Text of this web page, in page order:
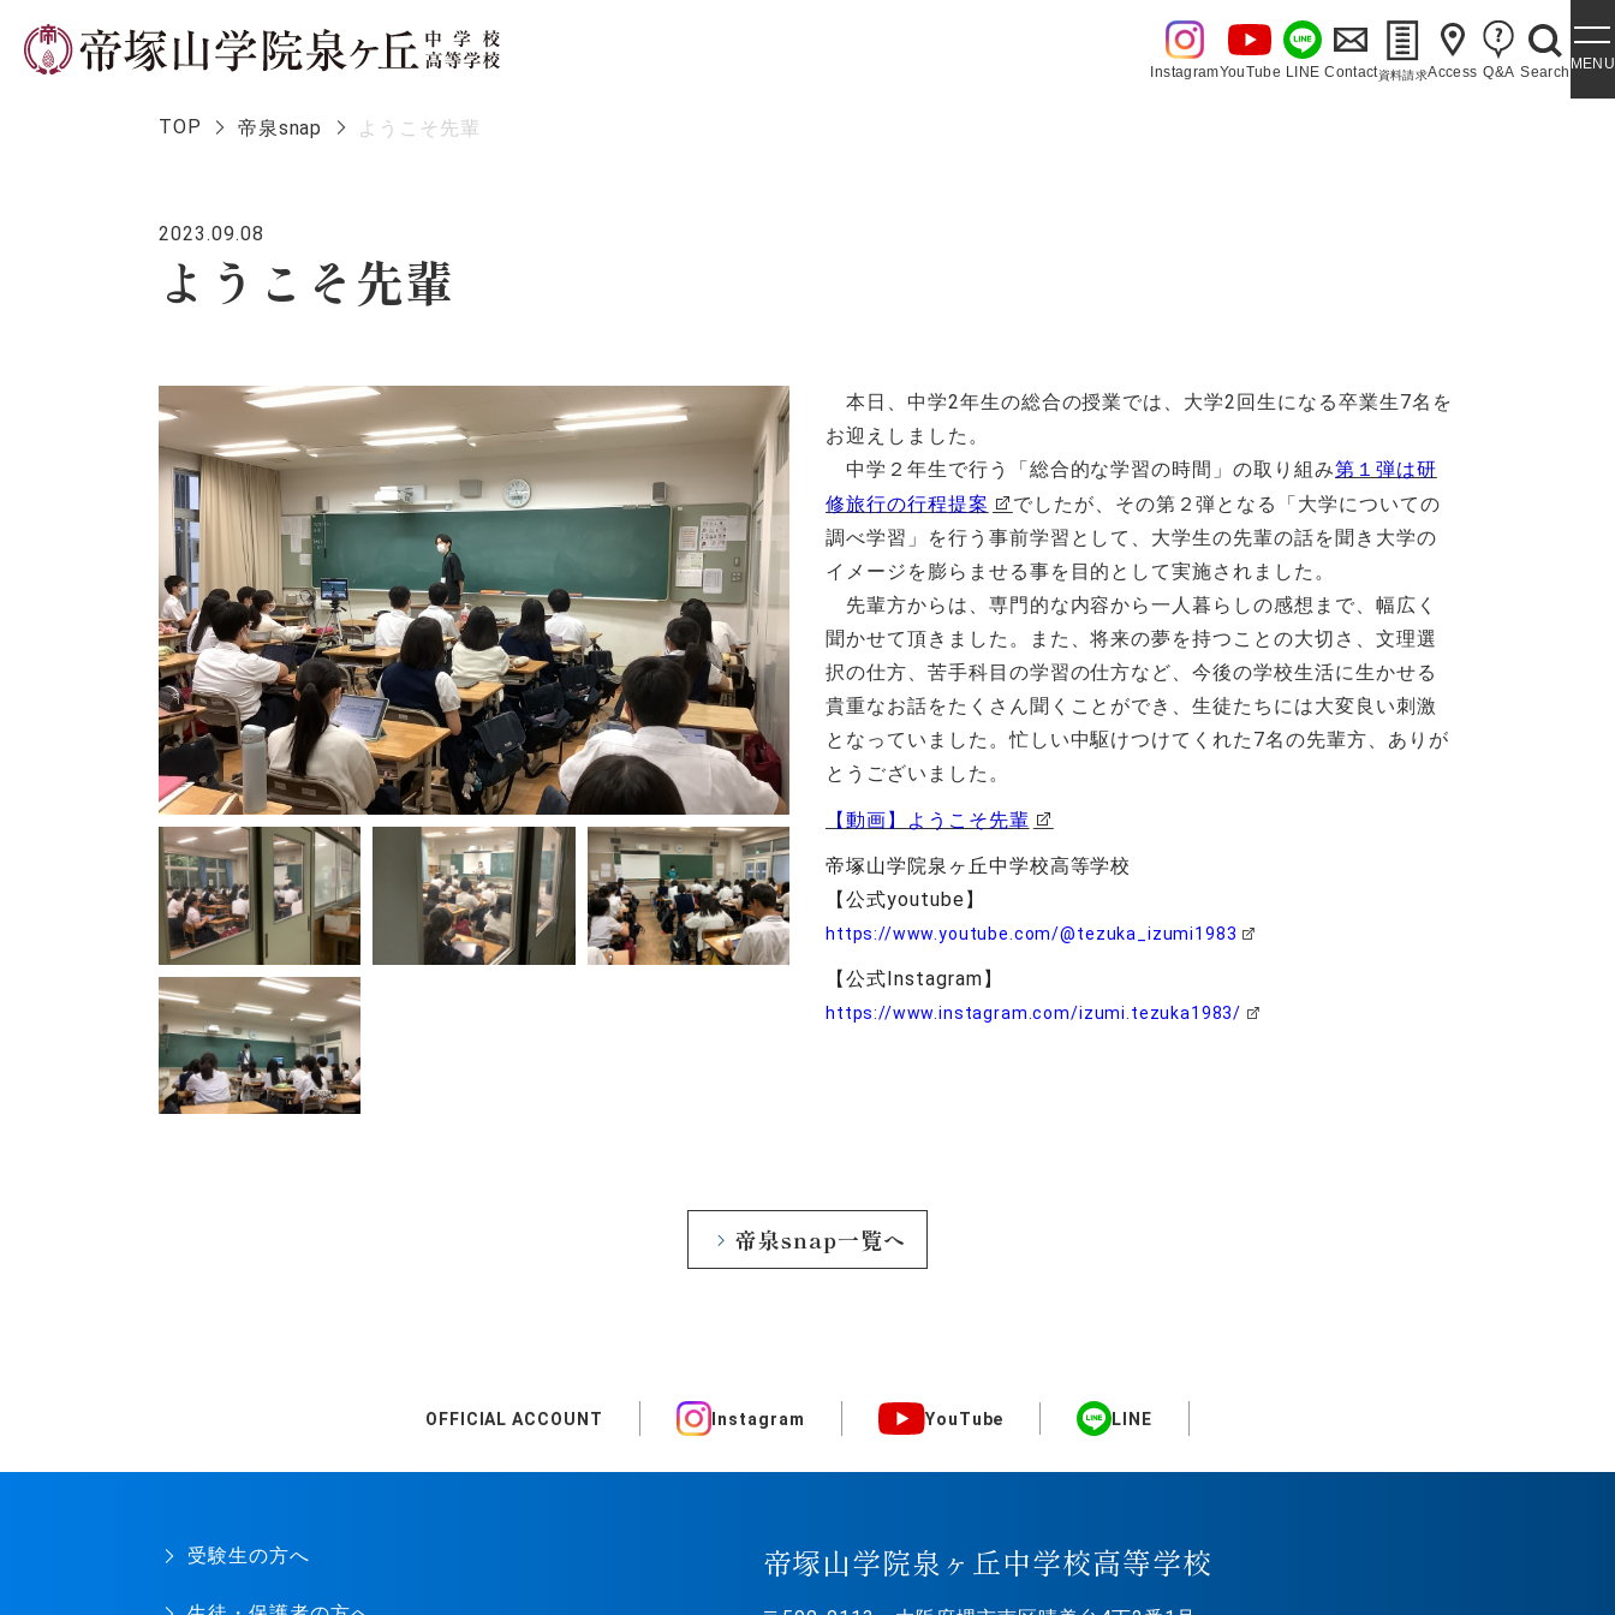
InstagramYouTube LINE Contact資料請求Access Q&A SearchMENU
TOP 帝泉snap ようこそ先輩
2023.09.08
ようこそ先輩
本日、中学2年生の総合の授業では、大学2回生になる卒業生7名を
お迎えしました。
中学２年生で行う「総合的な学習の時間」の取り組み第１弾は研
修旅行の行程提案
でしたが、その第２弾となる「大学についての
調べ学習」を行う事前学習として、大学生の先輩の話を聞き大学の
イメージを膨らませる事を目的として実施されました。
先輩方からは、専門的な内容から一人暮らしの感想まで、幅広く
聞かせて頂きました。また、将来の夢を持つことの大切さ、文理選
択の仕方、苦手科目の学習の仕方など、今後の学校生活に生かせる
貴重なお話をたくさん聞くことができ、生徒たちには大変良い刺激
となっていました。忙しい中駆けつけてくれた7名の先輩方、ありが
とうございました。
【動画】ようこそ先輩
帝塚山学院泉ヶ丘中学校高等学校
【公式youtube】
https://www.youtube.com/@tezuka_izumi1983
【公式Instagram】
https://www.instagram.com/izumi.tezuka1983/
帝泉snap一覧へ
OFFICIAL ACCOUNT Instagram YouTube LINE
受験生の方へ 帝塚山学院泉ヶ丘中学校高等学校